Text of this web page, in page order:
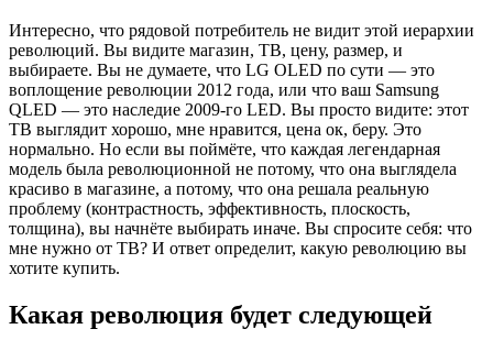
Интересно, что рядовой потребитель не видит этой иерархии
революций. Вы видите магазин, ТВ, цену, размер, и
выбираете. Вы не думаете, что LG OLED по сути — это
воплощение революции 2012 года, или что ваш Samsung
QLED — это наследие 2009-го LED. Вы просто видите: этот
ТВ выглядит хорошо, мне нравится, цена ок, беру. Это
нормально. Но если вы поймёте, что каждая легендарная
модель была революционной не потому, что она выглядела
красиво в магазине, а потому, что она решала реальную
проблему (контрастность, эффективность, плоскость,
толщина), вы начнёте выбирать иначе. Вы спросите себя: что
мне нужно от ТВ? И ответ определит, какую революцию вы
хотите купить.
Какая революция будет следующей